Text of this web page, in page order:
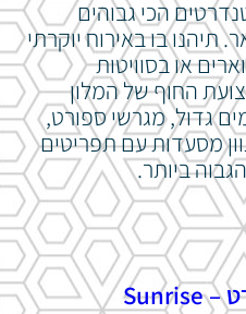
הכי גבוהים
בו באירוח יוקרתי
או בסוויטות
החוף של המלון
גדול, מגרשי ספורט,
מסעדות עם תפריטים
ביותר.
סאנרייז מונטמארה ריזורט – Sunrise